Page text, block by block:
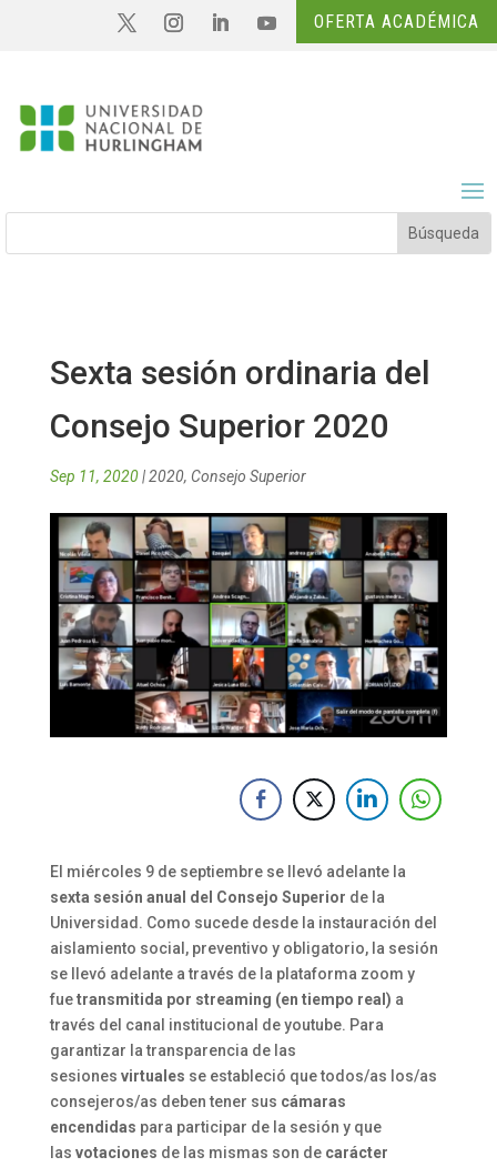
OFERTA ACADÉMICA
Sexta sesión ordinaria del
Consejo Superior 2020
Sep 11, 2020|2020, Consejo Superior
El miércoles 9 de septiembre se llevó adelante la
sexta sesión anual del Consejo Superior de la
Universidad. Como sucede desde la instauración del
aislamiento social, preventivo y obligatorio, la sesión
se llevó adelante a través de la plataforma zoom y
fuetransmitida por streaming (en tiempo real) a
través del canal institucional de youtube. Para
garantizar la transparencia de las
sesiones virtuales se estableció que todos/as los/as
consejeros/as deben tener sus cámaras
encendidas para participar de la sesión y que
las votaciones de las mismas son decarácter